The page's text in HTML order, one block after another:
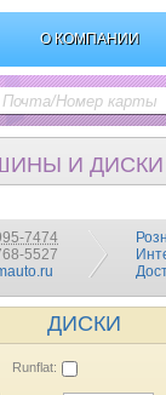
О КОМПАНИИ
И ДИСКИ
7474
5527
ДИСКИ
Runflat: